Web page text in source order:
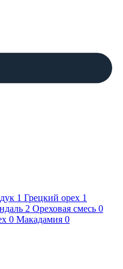
1 Грецкий орех 1
2 Ореховая смесь 0
0 Макадамия 0